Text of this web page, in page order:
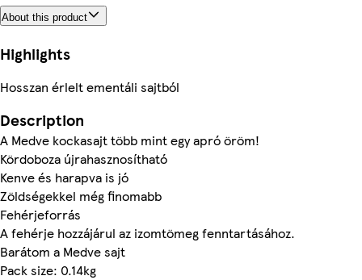
About this product
Highlights
Hosszan érlelt ementáli sajtból
Description
A Medve kockasajt több mint egy apró öröm!
Kördoboza újrahasznosítható
Kenve és harapva is jó
Zöldségekkel még finomabb
Fehérjeforrás
A fehérje hozzájárul az izomtömeg fenntartásához.
Barátom a Medve sajt
Pack size: 0.14kg